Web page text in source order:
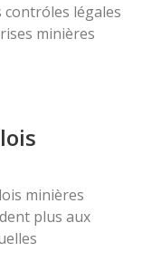
contróles légales
minières
minières
plus aux